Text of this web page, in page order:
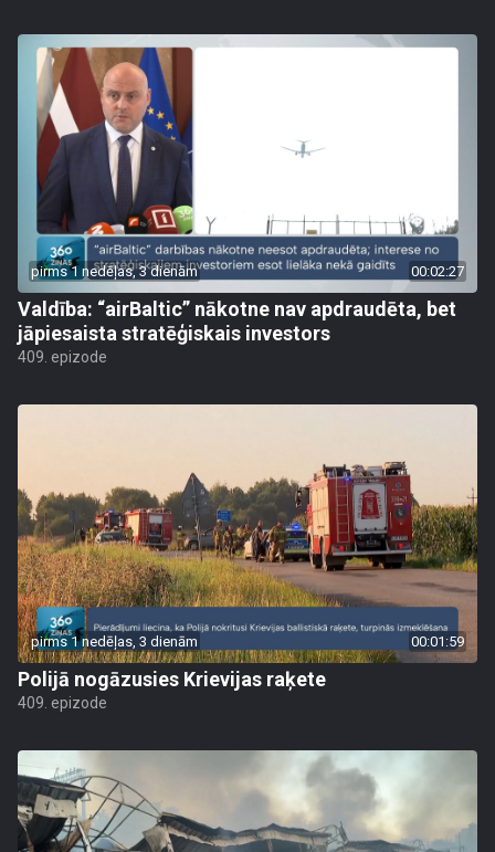
pirms 1 nedēļas, 3 dienām 00:02:27
Valdība: “airBaltic” nākotne nav apdraudēta, bet
jāpiesaista stratēģiskais investors
409. epizode
pirms 1 nedēļas, 3 dienām 00:01:59
Polijā nogāzusies Krievijas raķete
409. epizode